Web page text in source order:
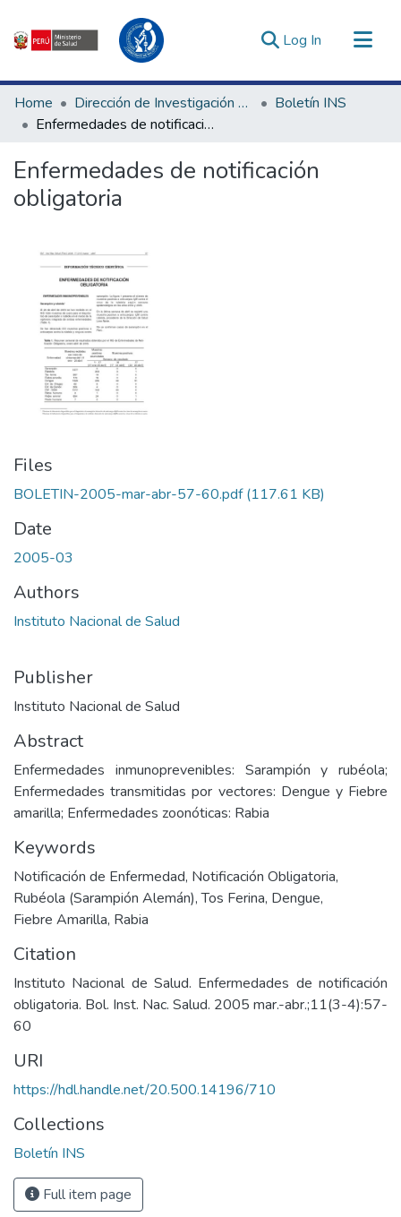
Log In (current)
Communities & Collections
All of DSpace
Estadísticas Externas
Enlaces de interés ▾
Home Dirección de Investigación e Innovación en Salud
Boletín INS
Enfermedades de notificación obligatoria
Enfermedades de notificación
obligatoria
Files
BOLETIN-2005-mar-abr-57-60.pdf(117.61 KB)
Date
2005-03
Authors
Instituto Nacional de Salud
Publisher
Instituto Nacional de Salud
Abstract
Enfermedades inmunoprevenibles: Sarampión y rubéola;
Enfermedades transmitidas por vectores: Dengue y Fiebre
amarilla; Enfermedades zoonóticas: Rabia
Keywords
Notificación de Enfermedad, Notificación Obligatoria,
Rubéola (Sarampión Alemán),Tos Ferina, Dengue,
Fiebre Amarilla, Rabia
Citation
Instituto Nacional de Salud. Enfermedades de notificación
obligatoria. Bol. Inst. Nac. Salud. 2005 mar.-abr.;11(3-4):57-
60
URI
https://hdl.handle.net/20.500.14196/710
Collections
Boletín INS
Full item page